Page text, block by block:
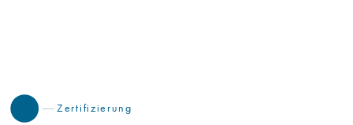
Zertifizierung